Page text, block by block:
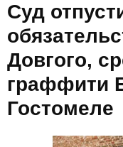
Суд
Довгого,
граффити
Гостомеле